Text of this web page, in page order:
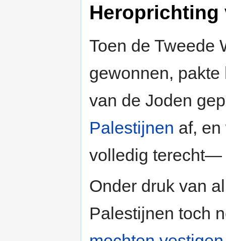
Heroprichting
Toen de Tweede
gewonnen,
van de Joden
Palestijnen af,
volledig terecht—
Onder druk van
Palestijnen toch